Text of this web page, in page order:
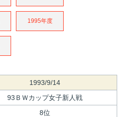
1995年度
1993/9/14
93ＢＷカップ女子新人戦
8位